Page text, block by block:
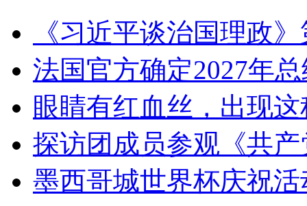
《习近平谈治国理政
法国官方确定2027年
眼睛有红血丝，出现
探访团成员参观《共
墨西哥城世界杯庆祝